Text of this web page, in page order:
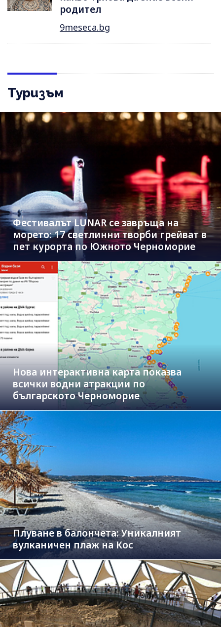
родител
9meseca.bg
Туризъм
Фестивалът LUNAR се завръща на
морето: 17 светлинни творби грейват в
пет курорта по Южното Черноморие
Нова интерактивна карта показва
всички водни атракции по
българското Черноморие
Плуване в балончета: Уникалният
вулканичен плаж на Кос